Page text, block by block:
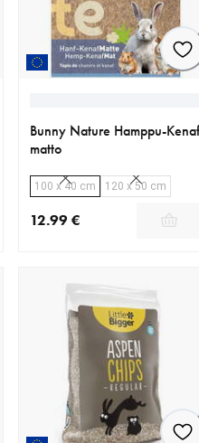
Bunny Nature Hamppu-Kenaf
matto
100 x 40 cm 120 x 50 cm
12.99 €